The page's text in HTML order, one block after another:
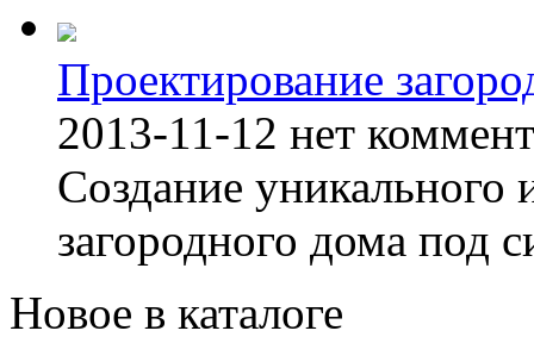
Проектирование
2013-11-12 нет
Создание уникального
загородного дома под
Новое в каталоге